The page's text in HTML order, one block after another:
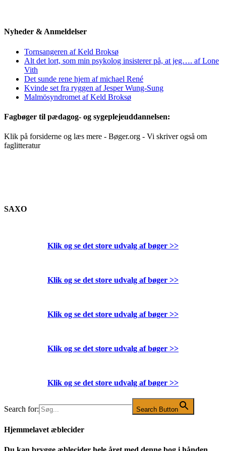
Nyheder & Anmeldelser
Tornsangeren af Keld Broksø
Alt det lort, som min psykolog insisterer på, at jeg…. af Lone
Vith
Det sunde rene hjem af michael René
Kvinde set fra ryggen af Jesper Wung-Sung
Malmösyndromet af Keld Broksø
Fagbøger til pædagog- og sygeplejeuddannelsen:
Klik på forsiderne og læs mere - Bøger.org - Vi skriver også om
faglitteratur
SAXO
Klik og se det store udvalg af bøger >>
Klik og se det store udvalg af bøger >>
Klik og se det store udvalg af bøger >>
Klik og se det store udvalg af bøger >>
Klik og se det store udvalg af bøger >>
Search for: Search Button
Hjemmelavet æblecider